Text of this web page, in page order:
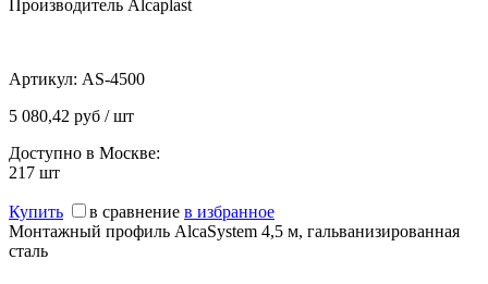
Производитель Alcaplast
Артикул: AS-4500
5 080,42 руб / шт
Доступно в Москве:
217 шт
Купить в сравнение в избранное
Монтажный профиль AlcaSystem 4,5 м, гальванизированная
сталь